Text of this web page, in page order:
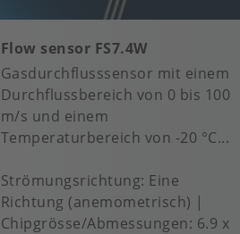
Flow sensor FS7.4W
Gasdurchflusssensor mit einem
Durchflussbereich von 0 bis 100
m/s und einem
Temperaturbereich von -20 °C...
Strömungsrichtung Eine
Richtung (anemometrisch)
Chipgrösse/Abmessungen 6.9 x